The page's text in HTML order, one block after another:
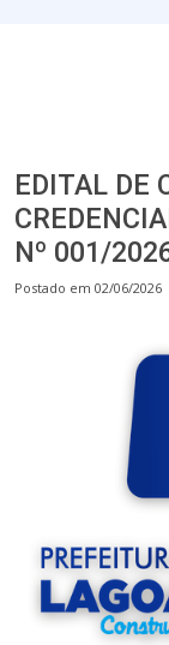
EDITAL DE
Nº 001/
Postado em 02/06/2026